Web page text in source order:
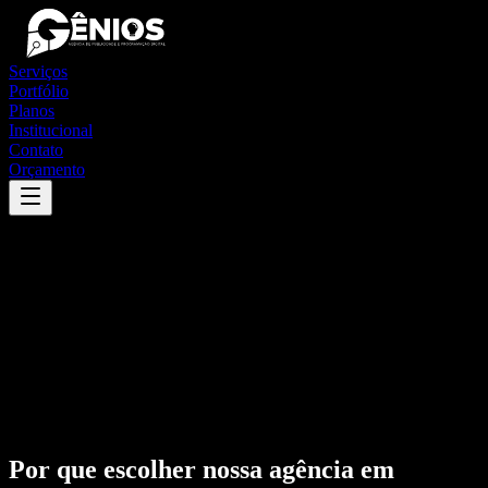
Serviços
Portfólio
Planos
Institucional
Contato
Orçamento
Por que escolher nossa agência em